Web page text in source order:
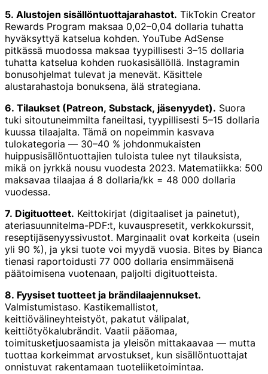
5. Alustojen sisällöntuottajarahastot. TikTokin Creator
Rewards Program maksaa 0,02–0,04 dollaria tuhatta
hyväksyttyä katselua kohden. YouTube AdSense
pitkässä muodossa maksaa tyypillisesti 3–15 dollaria
tuhatta katselua kohden ruokasisällöllä. Instagramin
bonusohjelmat tulevat ja menevät. Käsittele
alustarahastoja bonuksena, älä strategiana.
6. Tilaukset (Patreon, Substack, jäsenyydet). Suora
tuki sitoutuneimmilta faneiltasi, tyypillisesti 5–15 dollaria
kuussa tilaajalta. Tämä on nopeimmin kasvava
tulokategoria — 30–40 % johdonmukaisten
huippusisällöntuottajien tuloista tulee nyt tilauksista,
mikä on jyrkkä nousu vuodesta 2023. Matematiikka: 500
maksavaa tilaajaa á 8 dollaria/kk = 48 000 dollaria
vuodessa.
7. Digituotteet. Keittokirjat (digitaaliset ja painetut),
ateriasuunnitelma-PDF:t, kuvauspresetit, verkkokurssit,
reseptijäsenyyssivustot. Marginaalit ovat korkeita (usein
yli 90 %), ja yksi tuote voi myydä vuosia. Bites by Bianca
tienasi raportoidusti 77 000 dollaria ensimmäisenä
päätoimisena vuotenaan, paljolti digituotteista.
8. Fyysiset tuotteet ja brändilaajennukset.
Valmistumistaso. Kastikemallistot,
keittiövälineyhteistyöt, pakatut välipalat,
keittiötyökalubrändit. Vaatii pääomaa,
toimitusketjuosaamista ja yleisön mittakaavaa — mutta
tuottaa korkeimmat arvostukset, kun sisällöntuottajat
onnistuvat rakentamaan tuoteliiketoimintaa.